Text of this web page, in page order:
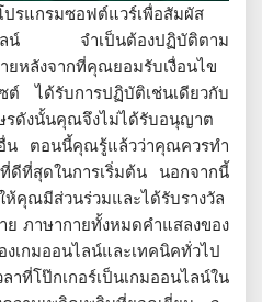
รแกรมซอฟต์แวร์เพื่อสัมผัส
ไลน์ จำเป็นต้องปฏิบัติตาม
ยหลังจากที่คุณยอมรับเงื่อนไข
ต์ ได้รับการปฏิบัติเช่นเดียวกับ
ดังนั้นคุณจึงไม่ได้รับอนุญาต
น ตอนนี้คุณรู้แล้วว่าคุณควรทำ
ที่ดีที่สุดในการเริ่มต้น นอกจากนี้
ห้คุณมีส่วนร่วมและได้รับรางวัล
ภาษากายทั้งหมดคำแสลงของ
เกมออนไลน์และเทคนิคทั่วไป
ที่โป๊กเกอร์เป็นเกมออนไลน์ใน